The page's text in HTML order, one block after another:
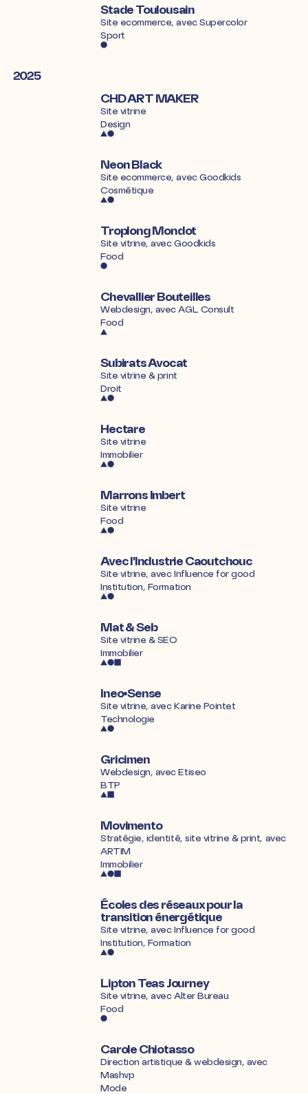
Stade Toulousain
Site ecommerce, avecSupercolor
Sport
2025
CHD ART MAKER
Site vitrine
Design
Neon Black
Site ecommerce, avecGoodkids
Cosmétique
Troplong Mondot
Site vitrine, avecGoodkids
Food
Chevallier Bouteilles
Webdesign, avecAGL Consult
Food
Subirats Avocat
Site vitrine & print
Droit
Hectare
Site vitrine
Immobilier
Marrons Imbert
Site vitrine
Food
Avec l'Industrie Caoutchouc
Site vitrine, avec Influence for good
Institution, Formation
Mat & Seb
Site vitrine & SEO
Immobilier
Ineo•Sense
Site vitrine, avec Karine Pointet
Technologie
Gricimen
Webdesign, avecEtiseo
BTP
Movimento
Stratégie, identité, site vitrine & print, avec
ARTIM
Immobilier
Écoles des réseaux pour la
transition énergétique
Site vitrine, avec Influence for good
Institution, Formation
Lipton Teas Journey
Site vitrine, avecAlter Bureau
Food
Carole Chiotasso
Direction artistique & webdesign, avec
Mashvp
Mode